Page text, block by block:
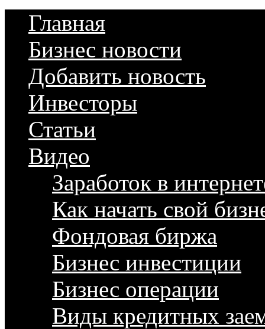
Главная
Бизнес новости
Добавить новость
Инвесторы
Статьи
Видео
Заработок в
Как начать свой
Фондовая биржа
Бизнес инвестиции
Бизнес операции
Виды кредитных